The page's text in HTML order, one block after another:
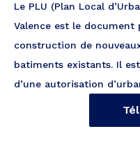
Le PLU (Plan Local
Valence est le
construction de
batiments existants. Il
d’une autorisation